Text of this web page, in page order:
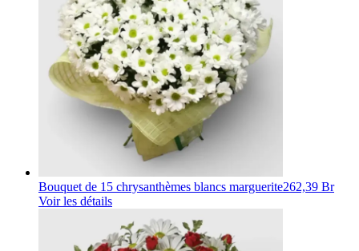
Bouquet de 15 chrysanthèmes blancs marguerite262,39 Br
Voir les détails